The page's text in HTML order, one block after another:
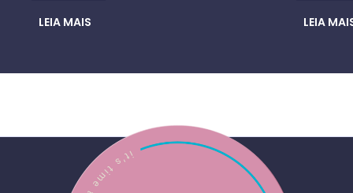
LEIA MAIS LEIA